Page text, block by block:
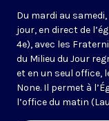
Du mardi au
jour, en direct de
4e), avec les
du Milieu du Jour
et en un seul office,
None. Il permet à
l’office du matin